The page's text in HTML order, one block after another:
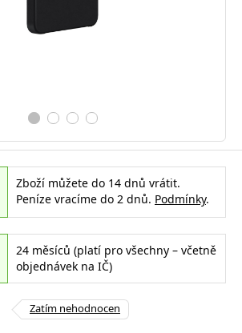
Zboží můžete do 14 dnů vrátit.
Peníze vracíme do 2 dnů. Podmínky.
24 měsíců (platí pro všechny – včetně
objednávek na IČ)
Zatím nehodnocen